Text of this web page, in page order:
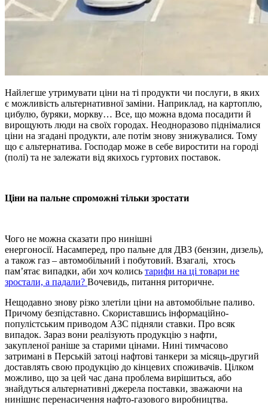
Найлегше утримувати ціни на ті продукти чи послуги, в яких
є можливість альтернативної заміни. Наприклад, на картоплю,
цибулю, буряки, моркву… Все, що можна вдома посадити й
вирощують люди на своїх городах. Неодноразово піднімалися
ціни на згадані продукти, але потім знову знижувалися. Тому
що є альтернатива. Господар може в себе виростити на городі
(полі) та не залежати від якихось гуртових поставок.
Ціни на пальне спроможні тільки зростати
Чого не можна сказати про нинішні
енергоносії. Насамперед, про пальне для ДВЗ (бензин, дизель),
а також газ – автомобільний і побутовий. Взагалі, хтось
пам’ятає випадки, аби хоч колись тарифи на ці товари не
зростали, а падали? Вочевидь, питання риторичне.
Нещодавно знову різко злетіли ціни на автомобільне паливо.
Причому безпідставно. Скориставшись інформаційно-
популістським приводом АЗС підняли ставки. Про всяк
випадок. Зараз вони реалізують продукцію з нафти,
закупленої раніше за старими цінами. Нині тимчасово
затримані в Перській затоці нафтові танкери за місяць-другий
доставлять свою продукцію до кінцевих споживачів. Цілком
можливо, що за цей час дана проблема вирішиться, або
знайдуться альтернативні джерела поставки, зважаючи на
нинішнє перенасичення нафто-газового виробництва.